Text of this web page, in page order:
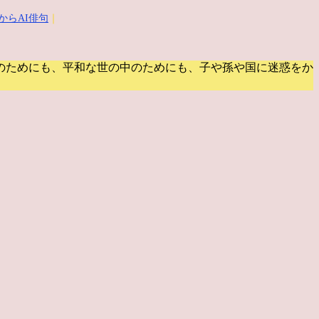
らAI俳句
ためにも、平和な世の中のためにも、子や孫や国に迷惑をか